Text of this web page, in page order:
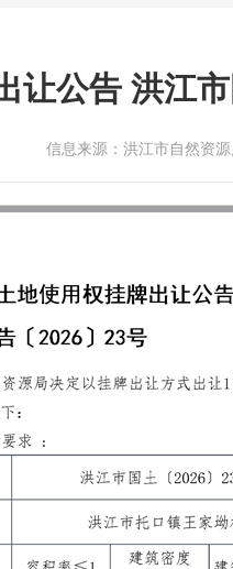
让公告 洪江
信息来源：洪江市自然资